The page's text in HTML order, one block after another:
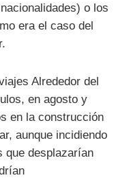
o los
era el caso del
Alrededor del
en agosto y
en la construcción
aunque incidiendo
que desplazarían